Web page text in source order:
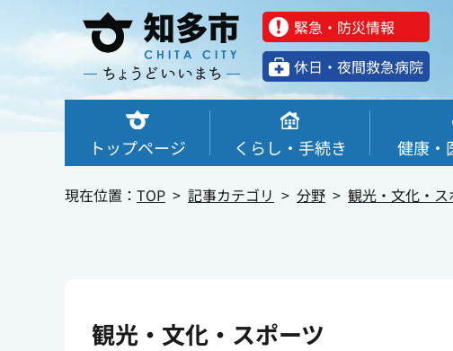
緊急・防災情報
休⽇・夜間救急病院
トップページ くらし・手続き 健康・
現在位置： TOP 記事カテゴリ 分野 観光・文化・ス
観光・文化・スポーツ